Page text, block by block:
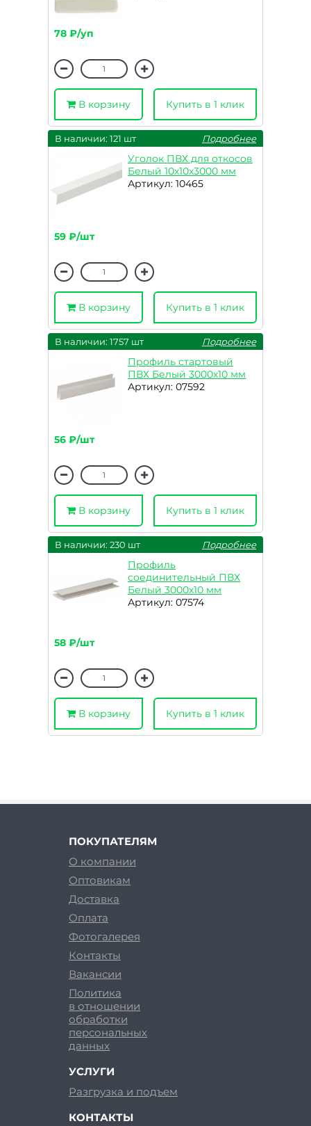
78 ₽/уп
В корзину Купить в 1 клик
В наличии: 121 шт Подробнее
Уголок ПВХ для откосов
Белый 10х10х3000 мм
Артикул: 10465
59 ₽/шт
В корзину Купить в 1 клик
В наличии: 1757 шт Подробнее
Профиль стартовый
ПВХ Белый 3000х10 мм
Артикул: 07592
56 ₽/шт
В корзину Купить в 1 клик
В наличии: 230 шт Подробнее
Профиль
соединительный ПВХ
Белый 3000х10 мм
Артикул: 07574
58 ₽/шт
В корзину Купить в 1 клик
ПОКУПАТЕЛЯМ
О компании
Оптовикам
Доставка
Оплата
Фотогалерея
Контакты
Вакансии
Политика
в отношении
обработки
персональных
данных
УСЛУГИ
Разгрузка и подъем
КОНТАКТЫ